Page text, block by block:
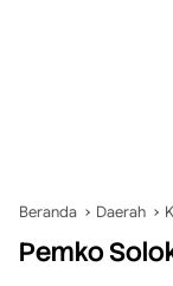
Beranda Daerah
Pemko